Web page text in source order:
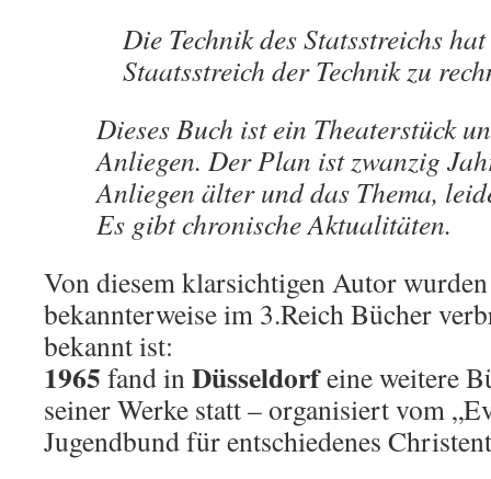
Die Technik des Statsstreichs
Staatsstreich der Technik zu
Dieses Buch ist ein Theaterstück
Anliegen. Der Plan ist zwanzig
Anliegen älter und das Thema,
Es gibt chronische Aktualitäten.
Von diesem klarsichtigen Autor
bekannterweise im 3.Reich Bücher
bekannt ist:
1965 fand inDüsseldorfeine weitere
seiner Werke statt – organisiert vom
Jugendbund für entschiedenes